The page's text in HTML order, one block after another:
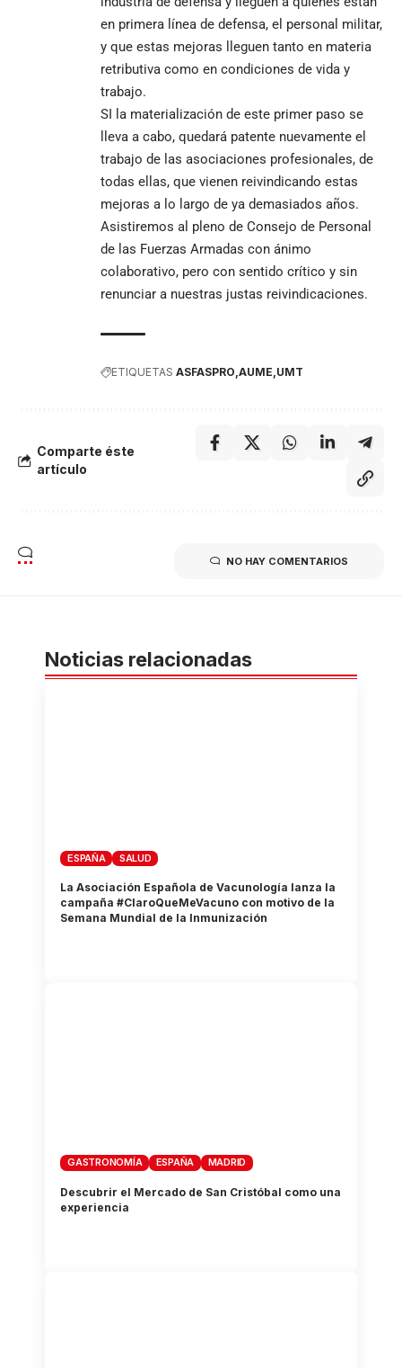
en primera línea de defensa, el personal militar,
y que estas mejoras lleguen tanto en materia
retributiva como en condiciones de vida y
trabajo.
SI la materialización de este primer paso se
lleva a cabo, quedará patente nuevamente el
trabajo de las asociaciones profesionales, de
todas ellas, que vienen reivindicando estas
mejoras a lo largo de ya demasiados años.
Asistiremos al pleno de Consejo de Personal
de las Fuerzas Armadas con ánimo
colaborativo, pero con sentido crítico y sin
renunciar a nuestras justas reivindicaciones.
ETIQUETAS ASFASPRO AUME UMT
Comparte éste
artículo
NO HAY COMENTARIOS
Noticias relacionadas
ESPAÑA SALUD
La Asociación Española de Vacunología lanza la
campaña #ClaroQueMeVacuno con motivo de la
Semana Mundial de la Inmunización
GASTRONOMÍA ESPAÑA MADRID
Descubrir el Mercado de San Cristóbal como una
experiencia